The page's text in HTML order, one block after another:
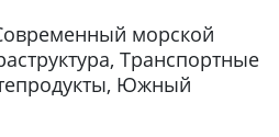
морской
Транспортные
Южный